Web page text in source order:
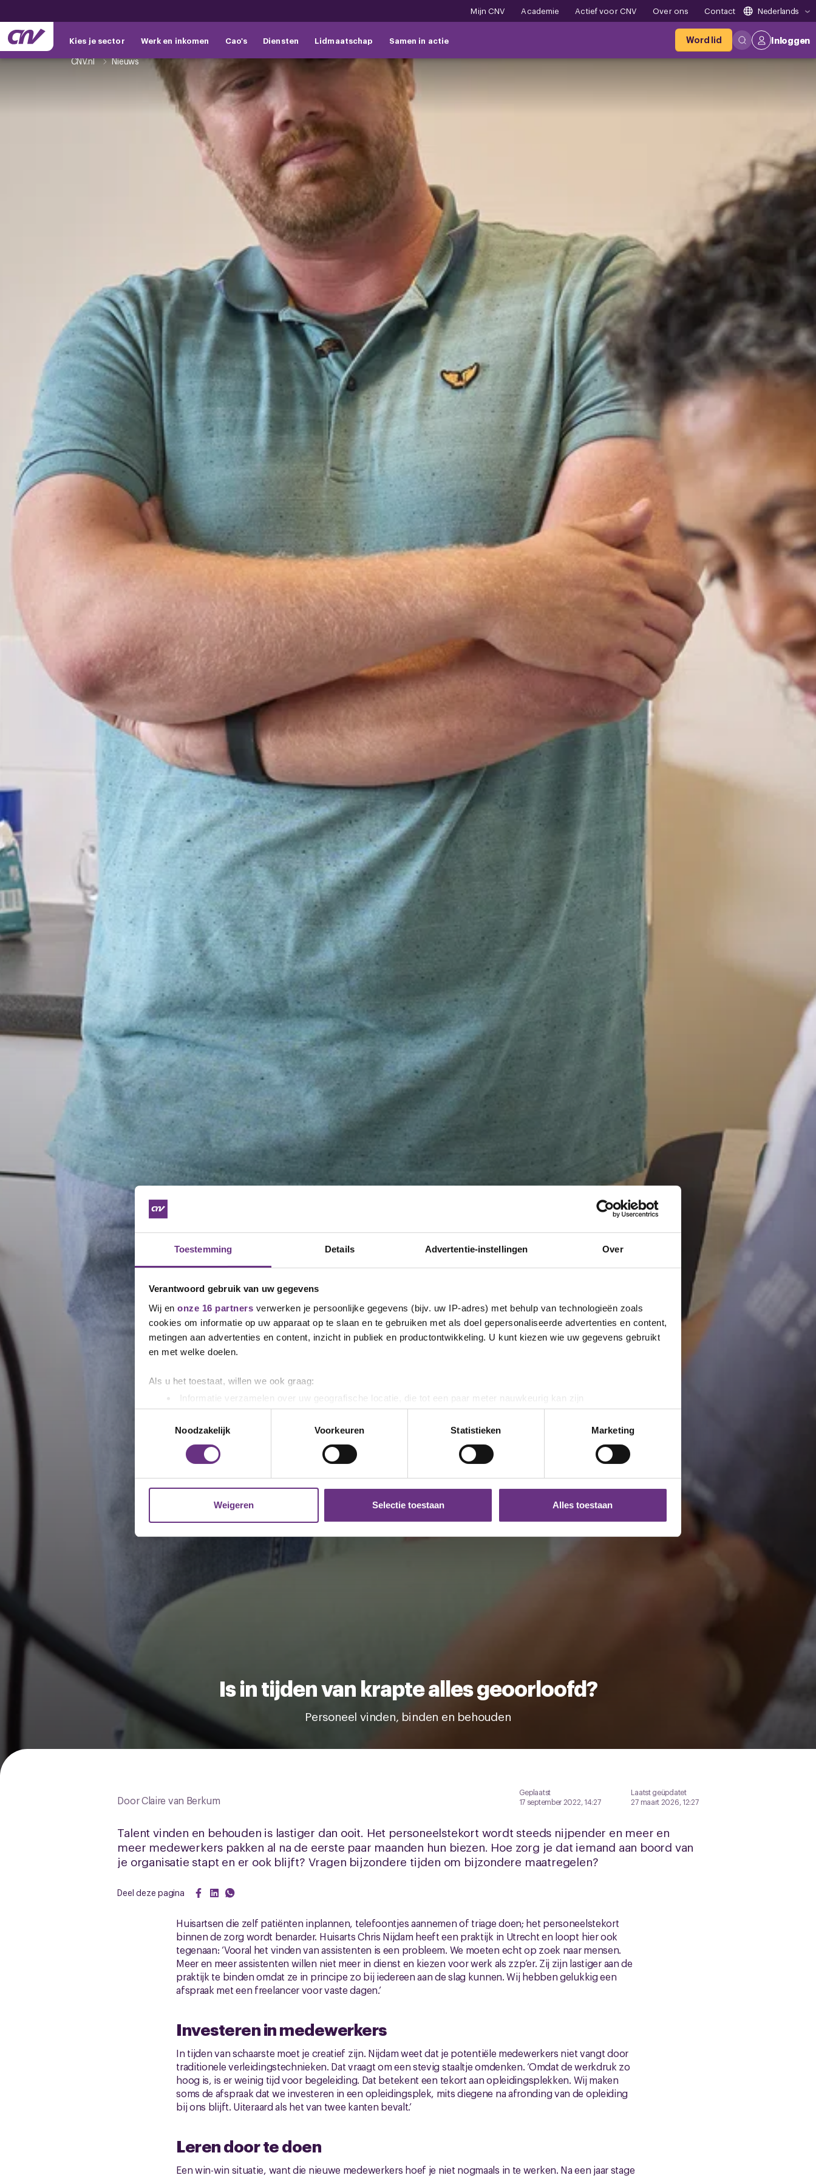
Toestemming Details Advertentie-instellingen Over
Verantwoord gebruik van uw gegevens
Wij en onze 16 partners verwerken je persoonlijke gegevens (bijv. uw IP-adres) met behulp van technologieën zoals
cookies om informatie op uw apparaat op te slaan en te gebruiken met als doel gepersonaliseerde advertenties en content,
metingen aan advertenties en content, inzicht in publiek en productontwikkeling. U kunt kiezen wie uw gegevens gebruikt
en met welke doelen.
Als u het toestaat, willen we ook graag:
Informatie verzamelen over uw geografische locatie, die tot een paar meter nauwkeurig kan zijn
Uw apparaat identificeren door het actief te scannen op specifieke eigenschappen (fingerprinting)
Lees meer over hoe uw persoonlijke gegevens worden verwerkt en stel uw voorkeuren in het
detailgedeeltein. U kunt uw
toestemming op elk moment wijzigen of intrekken in de Cookieverklaring.
websiteverkeer te analyseren. Ook delen we informatie over uw gebruik van onze site met onze partners voor social
media, adverteren en analyse. Deze partners kunnen deze gegevens combineren met andere informatie die u aan ze heeft
U kunt uw toestemming op elk moment wijzigen of intrekken via de
cookie-instellingenicoontje linksonder op de pagina.
Noodzakelijk
Voorkeuren Statistieken Marketing
Weigeren Selectie toestaan Alles toestaan
Mijn CNV Academie Actief voor CNV Over ons Contact Nederlands
Kies je sector Werk en inkomen Cao's Diensten Lidmaatschap Samen in actie Word lid
Inloggen
CNV.nl
Nieuws
Is in tijden van krapte alles geoorloofd?
Personeel vinden, binden en behouden
Door Claire van Berkum
Geplaatst
17 september 2022, 14:27
Laatst geüpdatet
27 maart 2026, 12:27
Talent vinden en behouden is lastiger dan ooit. Het personeelstekort wordt steeds nijpender en meer en
meer medewerkers pakken al na de eerste paar maanden hun biezen. Hoe zorg je dat iemand aan boord van
je organisatie stapt en er ook blijft? Vragen bijzondere tijden om bijzondere maatregelen?
Deel deze pagina
Huisartsen die zelf patiënten inplannen, telefoontjes aannemen of triage doen; het personeelstekort
binnen de zorg wordt benarder. Huisarts Chris Nijdam heeft een praktijk in Utrecht en loopt hier ook
tegenaan: ‘Vooral het vinden van assistenten is een probleem. We moeten echt op zoek naar mensen.
Meer en meer assistenten willen niet meer in dienst en kiezen voor werk als zzp’er. Zij zijn lastiger aan de
praktijk te binden omdat ze in principe zo bij iedereen aan de slag kunnen. Wij hebben gelukkig een
afspraak met een freelancer voor vaste dagen.’
Investeren in medewerkers
In tijden van schaarste moet je creatief zijn. Nijdam weet dat je potentiële medewerkers niet vangt door
traditionele verleidingstechnieken. Dat vraagt om een stevig staaltje omdenken. ‘Omdat de werkdruk zo
hoog is, is er weinig tijd voor begeleiding. Dat betekent een tekort aan opleidingsplekken. Wij maken
soms de afspraak dat we investeren in een opleidingsplek, mits diegene na afronding van de opleiding
bij ons blijft. Uiteraard als het van twee kanten bevalt.’
Leren door te doen
Een win-win situatie, want die nieuwe medewerkers hoef je niet nogmaals in te werken. Na een jaar stage